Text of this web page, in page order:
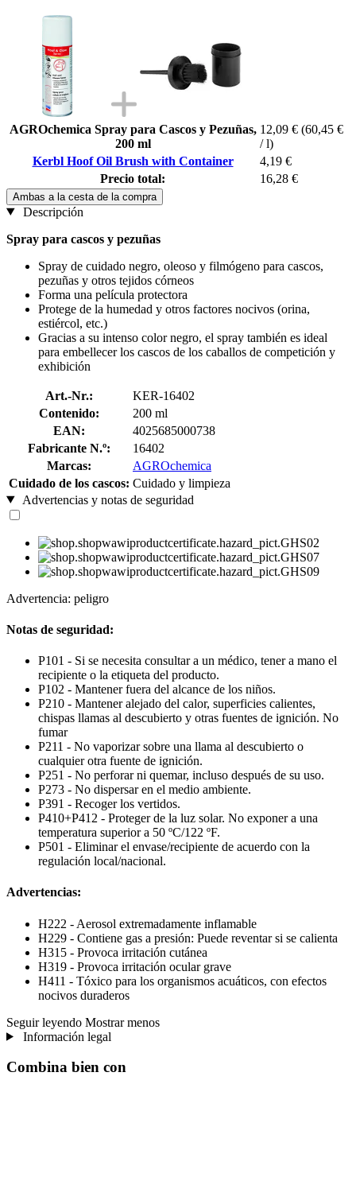
AGROchemica Spray para Cascos y Pezuñas,
200 ml
12,09 € (60,45 €
/ l)
Kerbl Hoof Oil Brush with Container
4,19 €
Precio total:
16,28 €
Ambas a la cesta de la compra
Descripción
Spray para cascos y pezuñas
Spray de cuidado negro, oleoso y filmógeno para cascos,
pezuñas y otros tejidos córneos
Forma una película protectora
Protege de la humedad y otros factores nocivos (orina,
estiércol, etc.)
Gracias a su intenso color negro, el spray también es ideal
para embellecer los cascos de los caballos de competición y
exhibición
Art.-Nr.:
KER-16402
Contenido:
200 ml
EAN:
4025685000738
Fabricante N.º:
16402
Marcas:
AGROchemica
Cuidado de los cascos: Cuidado y limpieza
Advertencias y notas de seguridad
Advertencia: peligro
Notas de seguridad:
P101 - Si se necesita consultar a un médico, tener a mano el
recipiente o la etiqueta del producto.
P102 - Mantener fuera del alcance de los niños.
P210 - Mantener alejado del calor, superficies calientes,
chispas llamas al descubierto y otras fuentes de ignición. No
fumar
P211 - No vaporizar sobre una llama al descubierto o
cualquier otra fuente de ignición.
P251 - No perforar ni quemar, incluso después de su uso.
P273 - No dispersar en el medio ambiente.
P391 - Recoger los vertidos.
P410+P412 - Proteger de la luz solar. No exponer a una
temperatura superior a 50 ºC/122 ºF.
P501 - Eliminar el envase/recipiente de acuerdo con la
regulación local/nacional.
Advertencias:
H222 - Aerosol extremadamente inflamable
H229 - Contiene gas a presión: Puede reventar si se calienta
H315 - Provoca irritación cutánea
H319 - Provoca irritación ocular grave
H411 - Tóxico para los organismos acuáticos, con efectos
nocivos duraderos
Seguir leyendo Mostrar menos
Información legal
Combina bien con